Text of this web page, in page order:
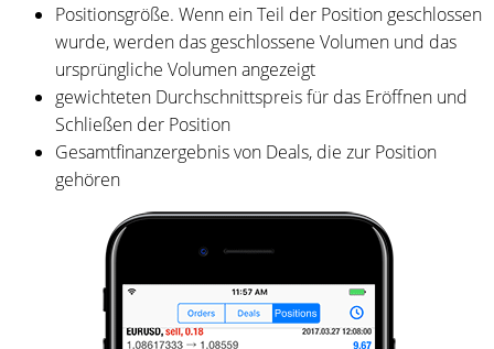
Positionsgröße. Wenn ein Teil der Position geschlossen
wurde, werden das geschlossene Volumen und das
ursprüngliche Volumen angezeigt
gewichteten Durchschnittspreis für das Eröffnen und
Schließen der Position
Gesamtfinanzergebnis von Deals, die zur Position
gehören